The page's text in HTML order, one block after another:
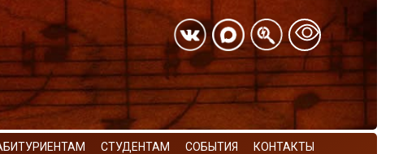
СТУДЕНТАМ СОБЫТИЯ КОНТАКТЫ